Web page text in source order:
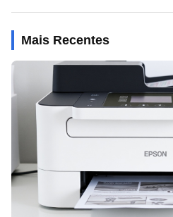
Mais Recentes